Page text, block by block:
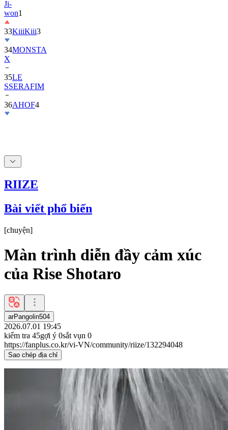
Ji-
won1
33KiiiKiii3
34MONSTA
X
35LE
SSERAFIM
36AHOF4
RIIZE
Bài viết phổ biến
[chuyện]
Màn trình diễn đầy cảm xúc
của Rise Shotaro
arPangolin504
2026.07.01 19:45
kiểm tra 45gợi ý 0sắt vụn 0
https://fanplus.co.kr/vi-VN/community/riize/132294048
Sao chép địa chỉ